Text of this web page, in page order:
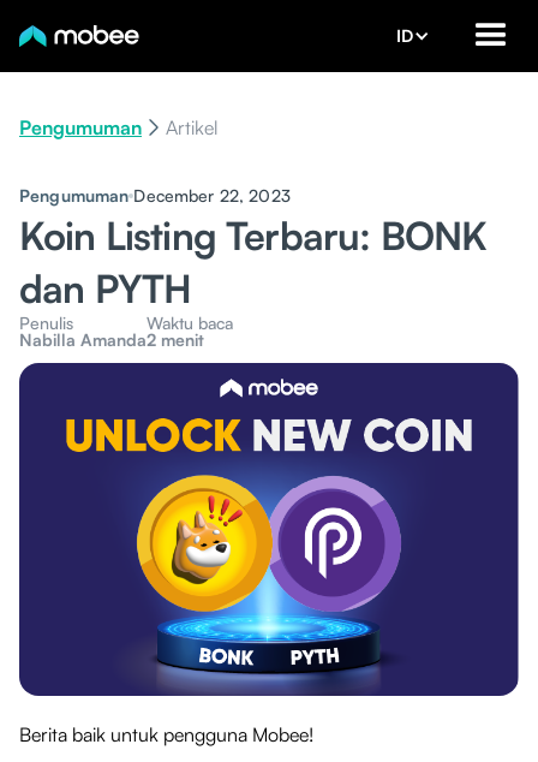
ID
Pengumuman Artikel
Pengumuman December 22, 2023
Koin Listing Terbaru: BONK
dan PYTH
Penulis
Nabilla Amanda
Waktu baca
2 menit
Berita baik untuk pengguna Mobee!